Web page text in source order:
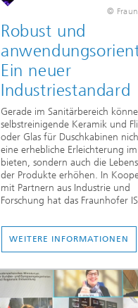
©
Robust und
Ein neuer
Industriestandard
Gerade im Sanitärbereich
selbstreinigende Keramik und
oder Glas für Duschkabinen
eine erhebliche Erleichterung
bieten, sondern auch die
der Produkte erhöhen. In
mit Partnern aus Industrie und
Forschung hat das Fraunhofer
WEITERE INFORMATIONEN